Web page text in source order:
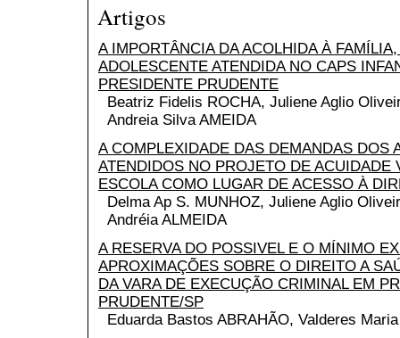
Artigos
A IMPORTÂNCIA DA ACOLHIDA À
ADOLESCENTE ATENDIDA NO CAPS
PRESIDENTE PRUDENTE
Beatriz Fidelis ROCHA, Juliene Aglio
Andreia Silva AMEIDA
A COMPLEXIDADE DAS DEMANDAS DOS
ATENDIDOS NO PROJETO DE ACUIDADE
ESCOLA COMO LUGAR DE ACESSO À
Delma Ap S. MUNHOZ, Juliene Aglio
Andréia ALMEIDA
A RESERVA DO POSSIVEL E O MÍNIMO
APROXIMAÇÕES SOBRE O DIREITO A
DA VARA DE EXECUÇÃO CRIMINAL EM
PRUDENTE/SP
Eduarda Bastos ABRAHÃO, Valderes